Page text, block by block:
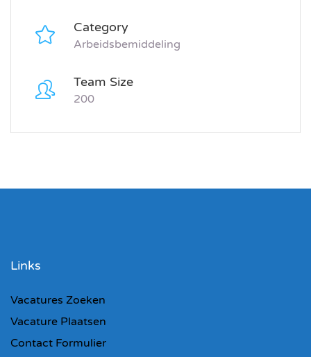
Category
Arbeidsbemiddeling
Team Size
200
Links
Vacatures Zoeken
Vacature Plaatsen
Contact Formulier